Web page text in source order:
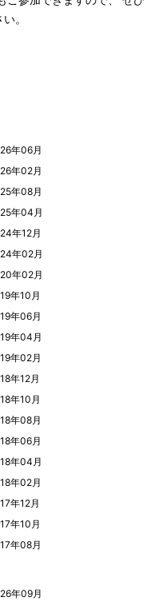
。
年06月
年02月
年08月
年04月
年12月
年02月
年02月
年10月
年06月
年04月
年02月
年12月
年10月
年08月
年06月
年04月
年02月
年12月
年10月
年08月
年09月